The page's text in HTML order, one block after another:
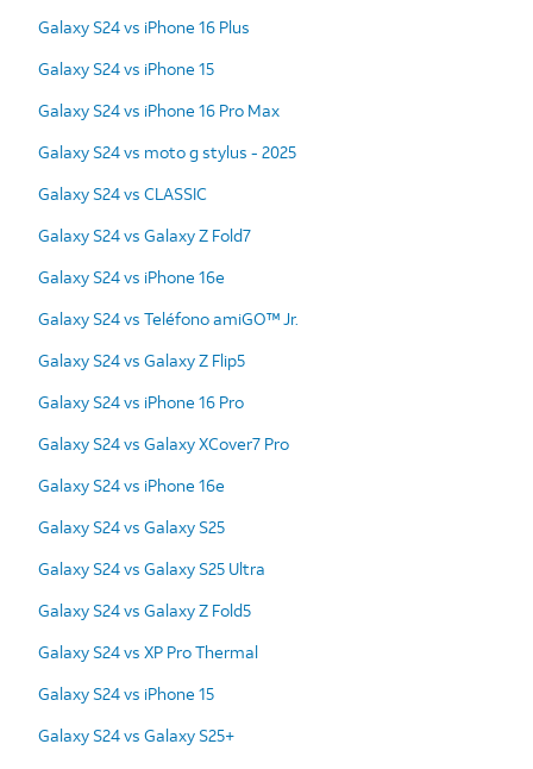
Galaxy S24 vs iPhone 16 Plus
Galaxy S24 vs iPhone 15
Galaxy S24 vs iPhone 16 Pro Max
Galaxy S24 vs moto g stylus - 2025
Galaxy S24 vs CLASSIC
Galaxy S24 vs Galaxy Z Fold7
Galaxy S24 vs iPhone 16e
Galaxy S24 vs Teléfono amiGO™ Jr.
Galaxy S24 vs Galaxy Z Flip5
Galaxy S24 vs iPhone 16 Pro
Galaxy S24 vs Galaxy XCover7 Pro
Galaxy S24 vs iPhone 16e
Galaxy S24 vs Galaxy S25
Galaxy S24 vs Galaxy S25 Ultra
Galaxy S24 vs Galaxy Z Fold5
Galaxy S24 vs XP Pro Thermal
Galaxy S24 vs iPhone 15
Galaxy S24 vs Galaxy S25+